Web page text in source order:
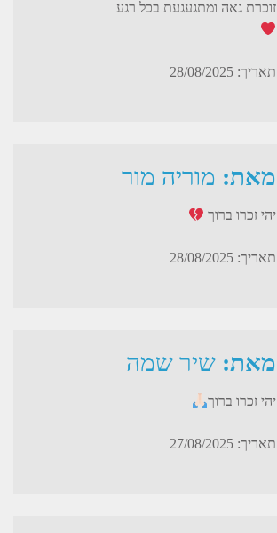
זוכרת גאה ומתגעגעת בכל רגע
תאריך: 28/08/2025
מאת: מוריה מור
יהי זכרו ברוך
תאריך: 28/08/2025
מאת: שיר שמה
יהי זכרו ברוך
תאריך: 27/08/2025